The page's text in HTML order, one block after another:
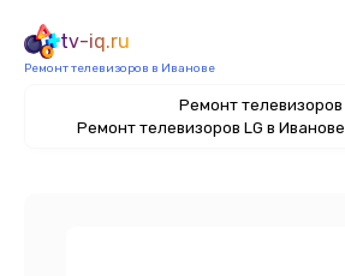
tv-iq.ru
Ремонт телевизоров в Иванове
Ремонт телевизоров
Ремонт телевизоров LG в Иванове